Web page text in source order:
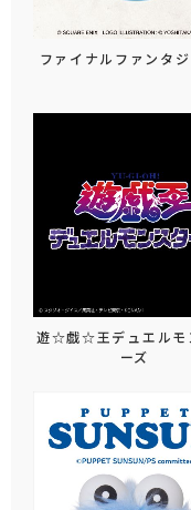
ファイナルファンタ
遊☆戯☆王デュエルモ
ーズ